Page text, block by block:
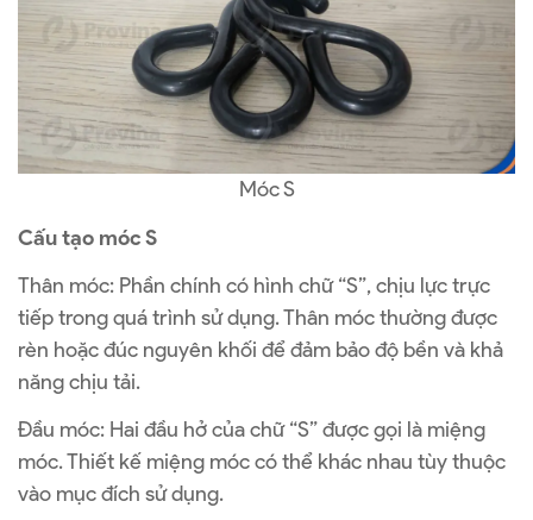
Móc S
Cấu tạo móc S
Thân móc: Phần chính có hình chữ “S”, chịu lực trực
tiếp trong quá trình sử dụng. Thân móc thường được
rèn hoặc đúc nguyên khối để đảm bảo độ bền và khả
năng chịu tải.
Đầu móc: Hai đầu hở của chữ “S” được gọi là miệng
móc. Thiết kế miệng móc có thể khác nhau tùy thuộc
vào mục đích sử dụng.